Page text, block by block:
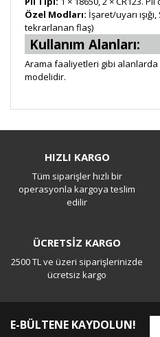
Özel Modları: İşaret/uyarı
tekrarlanan flaş)
Kullanım Alanları:
Arama faaliyetleri gibi alanlarda
modelidir.
HIZLI KARGO
Tüm siparişler hızlı bir
operasyonla kargoya teslim
edilir
ÜCRETSİZ KARGO
2500 TL ve üzeri siparişlerinizde
ücretsiz kargo
E-BÜLTENE KAYDOLUN!